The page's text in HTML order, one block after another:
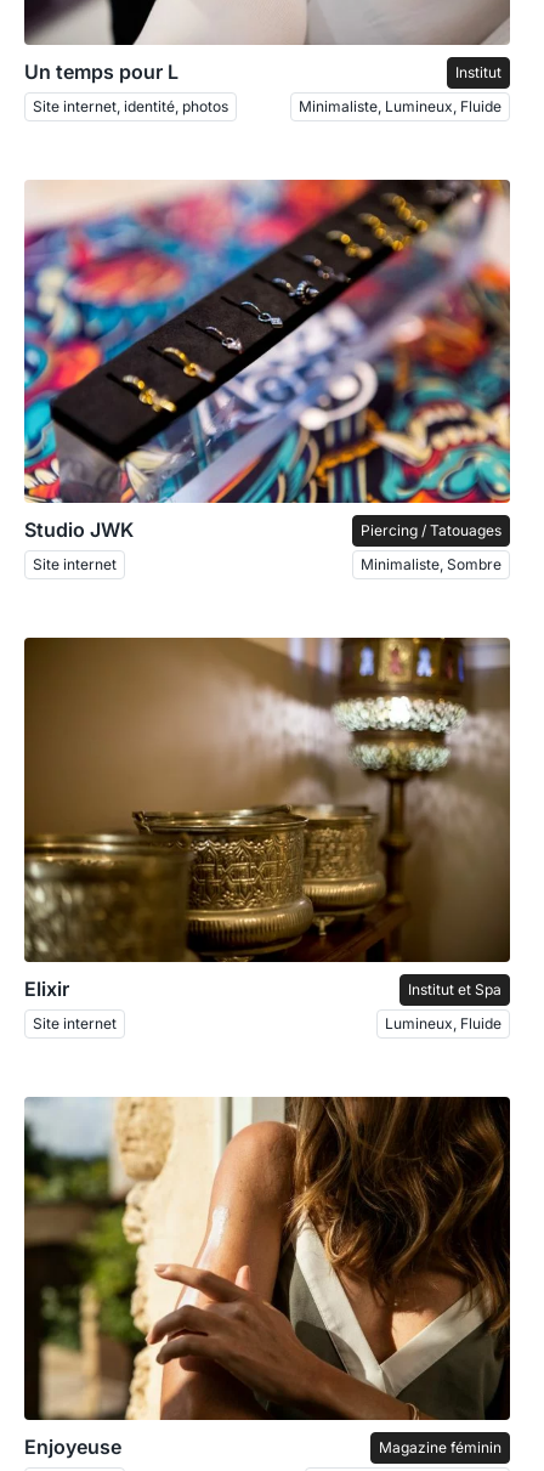
Un temps pour L
Institut
Site internet, identité, photos
Minimaliste, Lumineux, Fluide
Studio JWK
Piercing / Tatouages
Site internet
Minimaliste, Sombre
Elixir
Institut et Spa
Site internet
Lumineux, Fluide
Enjoyeuse
Magazine féminin